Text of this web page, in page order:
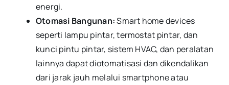
energi.
Otomasi Bangunan:Smart home devices
seperti lampu pintar, termostat pintar, dan
kunci pintu pintar, sistem HVAC, dan peralatan
lainnya dapat diotomatisasi dan dikendalikan
dari jarak jauh melalui smartphone atau